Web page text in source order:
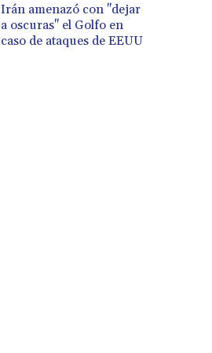
Irán amenazó con "dejar
a oscuras" el Golfo en
caso de ataques de EEUU